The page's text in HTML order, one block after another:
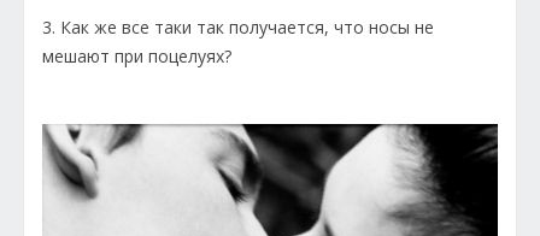
3. Как же все таки так получается, что носы не
мешают при поцелуях?